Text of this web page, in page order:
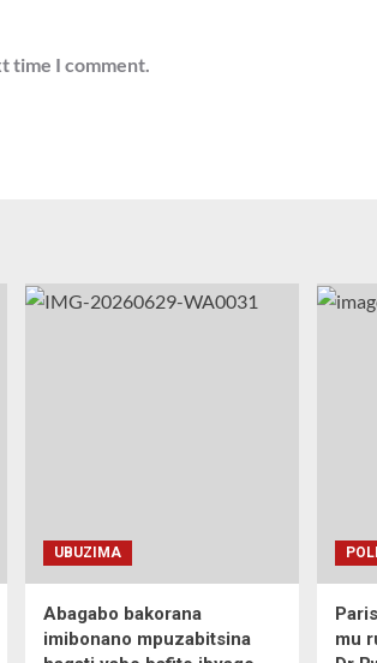
time I comment.
UBUZIMA
Abagabo bakorana
imibonano mpuzabitsina
mu